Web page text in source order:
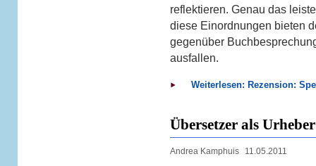
reflektieren. Genau das
diese Einordnungen bieten
gegenüber
ausfallen.
Weiterlesen: Rezension:
Übersetzer als
Andrea Kamphuis 11.05.2011